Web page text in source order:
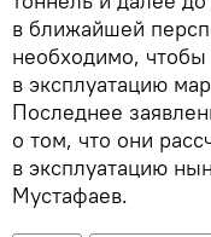
в ближайшей
необходимо,
в эксплуатацию
Последнее
о том, что они
в эксплуатацию
Мустафаев.